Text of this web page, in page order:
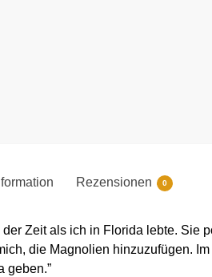
Rezensionen 0
Zeit als ich in Florida lebte. Sie
die Magnolien hinzuzufügen.
geben.”